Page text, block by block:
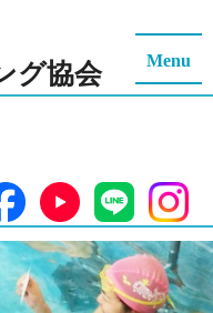
グ協会 Menu